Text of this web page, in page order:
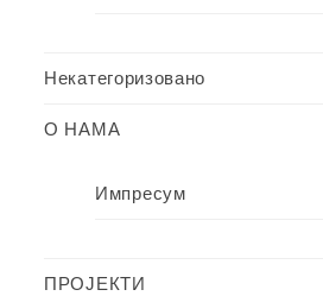
Некатегоризовано
О НАМА
Импресум
ПРОЈЕКТИ